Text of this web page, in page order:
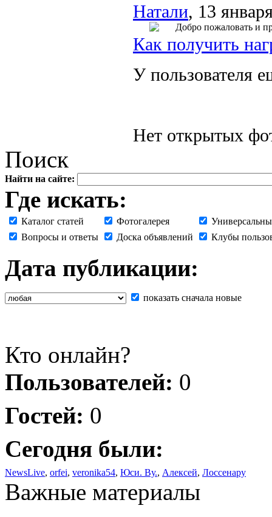
Натали, 13
Добро пожаловать и
Как получить
У пользователя
Нет открытых
Поиск
Найти на сайте:
Где искать:
Каталог статей Фотогалерея
Вопросы и ответы
Доска объявлений Клубы
Дата публикации:
показать сначала новые
Кто онлайн?
Пользователей: 0
Гостей: 0
Сегодня были:
NewsLive, orfei, veronika54, Юси. Ву., Алексей, Лоссенару
Важные материалы